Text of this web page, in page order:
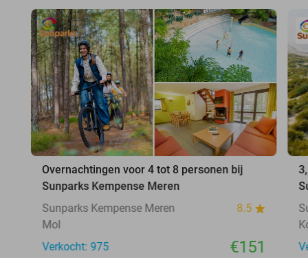
Overnachtingen voor 4 tot 8 personen bij
Sunparks Kempense Meren
Sunparks Kempense Meren
8.5
Mol
Verkocht: 975
€151